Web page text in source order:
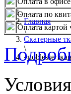
...
Главная
\
Скатерные
\
«noblesse
Оплата по
Оплата картой